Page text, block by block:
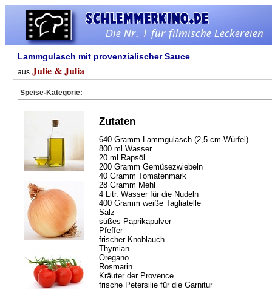
Lammgulasch mit provenzialischer Sauce
aus Julie & Julia
Speise-Kategorie:
Zutaten
640 Gramm Lammgulasch (2,5-cm-Würfel)
800 ml Wasser
20 ml Rapsöl
200 Gramm Gemüsezwiebeln
40 Gramm Tomatenmark
28 Gramm Mehl
4 Litr. Wasser für die Nudeln
400 Gramm weiße Tagliatelle
Salz
süßes Paprikapulver
Pfeffer
frischer Knoblauch
Thymian
Oregano
Rosmarin
Kräuter der Provence
frische Petersilie für die Garnitur